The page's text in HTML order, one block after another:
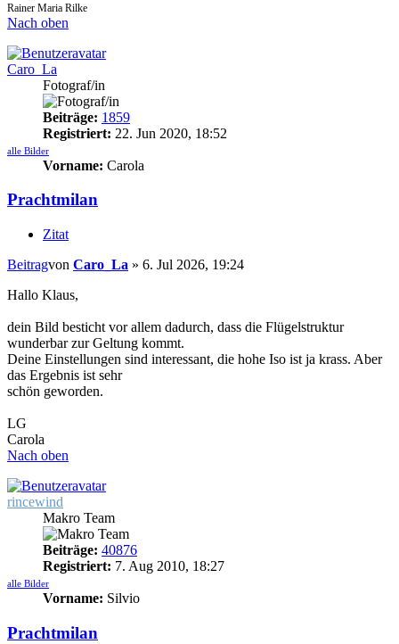
Rainer Maria Rilke
Nach oben
Caro_La
Fotograf/in
Beiträge: 1859
Registriert: 22. Jun 2020, 18:52
alle Bilder
Vorname: Carola
Prachtmilan
Zitat
Beitragvon Caro_La » 6. Jul 2026, 19:24
Hallo Klaus,
dein Bild besticht vor allem dadurch, dass die Flügelstruktur
wunderbar zur Geltung kommt.
Deine Einstellungen sind interessant, die hohe Iso ist ja krass. Aber
das Ergebnis ist sehr
schön geworden.
LG
Carola
Nach oben
rincewind
Makro Team
Beiträge: 40876
Registriert: 7. Aug 2010, 18:27
alle Bilder
Vorname: Silvio
Prachtmilan